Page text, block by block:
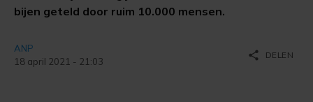
bijen geteld door ruim 10.000 mensen.
ANP
18 april 2021 - 21:03
share DELEN